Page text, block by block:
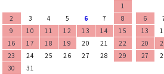
1
2
3 4 5 6 7
8
9
10 11 12 13 14
15
16
17 18 19 20 21
22
23
24 25 26 27 28
29
30
31
6
13
20
27